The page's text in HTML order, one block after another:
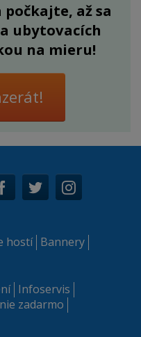
až sa
ubytovacích
na mieru!
hostí Bannery
Infoservis
zadarmo